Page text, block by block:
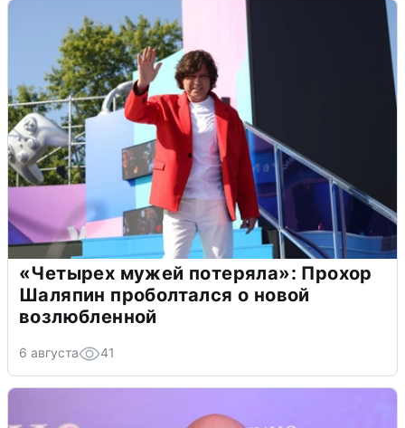
«Четырех мужей потеряла»: Прохор
Шаляпин проболтался о новой
возлюбленной
6 августа 41